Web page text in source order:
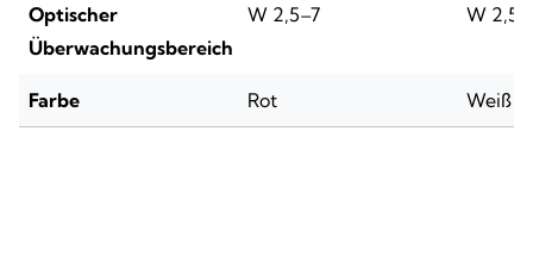
Optischer
Überwachungsbereich
W 2,5–7 W
Farbe Rot Weiß